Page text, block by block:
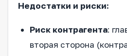
Недостатки и риски:
Риск контрагента:
вторая сторона